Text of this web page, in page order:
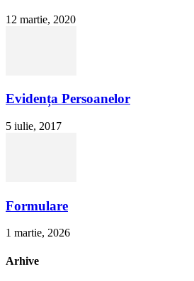
12 martie, 2020
Evidența Persoanelor
5 iulie, 2017
Formulare
1 martie, 2026
Arhive